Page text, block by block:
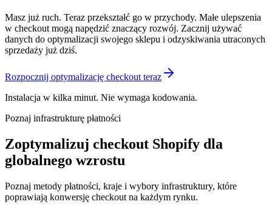
Masz już ruch. Teraz przekształć go w przychody. Małe ulepszenia
w checkout mogą napędzić znaczący rozwój. Zacznij używać
danych do optymalizacji swojego sklepu i odzyskiwania utraconych
sprzedaży już dziś.
Rozpocznij optymalizację checkout teraz
Instalacja w kilka minut. Nie wymaga kodowania.
Poznaj infrastrukturę płatności
Zoptymalizuj checkout Shopify dla
globalnego wzrostu
Poznaj metody płatności, kraje i wybory infrastruktury, które
poprawiają konwersję checkout na każdym rynku.